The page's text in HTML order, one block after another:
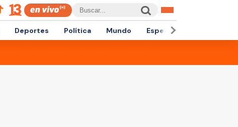
Deportes Política Mundo Espectáculos